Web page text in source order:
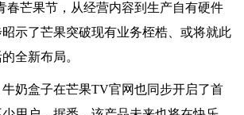
春芒果节，从经营内容到生产自有硬件
示了芒果突破现有业务桎梏、或将就此
全新布局。
奶盒子在芒果TV官网也同步开启了首